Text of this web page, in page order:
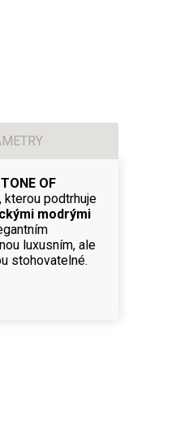
TONE OF
, kterou podtrhuje
modrými
luxusním, ale
stohovatelné.